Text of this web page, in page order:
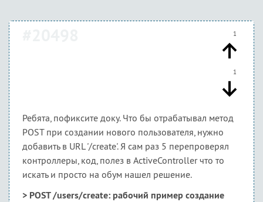
1
1
Ребята, пофиксите доку. Что бы отрабатывал метод
POST при создании нового пользователя, нужно
добавить в URL '/create'. Я сам раз 5 перепроверял
контроллеры, код, полез в ActiveController что то
искать и просто на обум нашел решение.
> POST /users/create: рабочий пример создание